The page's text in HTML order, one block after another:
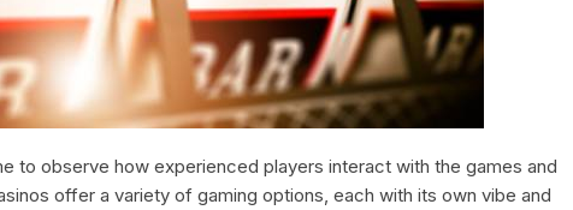
to observe how experienced players interact with the games and
offer a variety of gaming options, each with its own vibe and